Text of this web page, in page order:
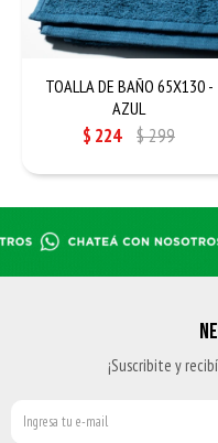
TOALLA DE BAÑO 65X130 -
AZUL
$ 224 $299
¡Suscribite y